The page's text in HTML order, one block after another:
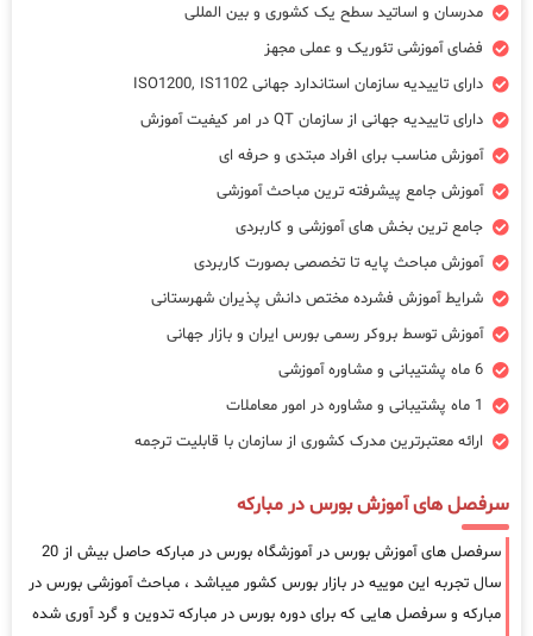
مدرسان و اساتید سطح یک کشوری و بین المللی
فضای آموزشی تئوریک و عملی مجهز
دارای تاییدیه سازمان استاندارد جهانی ISO1200, IS1102
دارای تاییدیه جهانی از سازمان QT در امر کیفیت آموزش
آموزش مناسب برای افراد مبتدی و حرفه ای
آموزش جامع پیشرفته ترین مباحث آموزشی
جامع ترین بخش های آموزشی و کاربردی
آموزش مباحث پایه تا تخصصی بصورت کاربردی
شرایط آموزش فشرده مختص دانش پذیران شهرستانی
آموزش توسط بروکر رسمی بورس ایران و بازار جهانی
6 ماه پشتیبانی و مشاوره آموزشی
1 ماه پشتیبانی و مشاوره در امور معاملات
ارائه معتبرترین مدرک کشوری از سازمان با قابلیت ترجمه
سرفصل های آموزش بورس در مبارکه
سرفصل های آموزش بورس در آموزشگاه بورس در مبارکه حاصل بیش از 20
سال تجربه این موییه در بازار بورس کشور میباشد ، مباحث آموزشی بورس در
مبارکه و سرفصل هایی که برای دوره بورس در مبارکه تدوین و گرد آوری شده